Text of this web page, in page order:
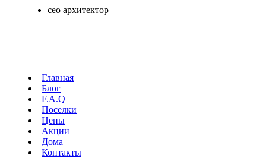
сео архитектор
Главная
Блог
F.A.Q
Поселки
Цены
Акции
Дома
Контакты